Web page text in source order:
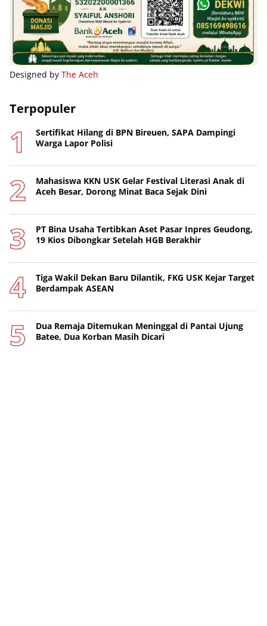
Designed by The Aceh
Terpopuler
Sertifikat Hilang di BPN Bireuen, SAPA Dampingi
Warga Lapor Polisi
Mahasiswa KKN USK Gelar Festival Literasi Anak di
Aceh Besar, Dorong Minat Baca Sejak Dini
PT Bina Usaha Tertibkan Aset Pasar Inpres Geudong,
19 Kios Dibongkar Setelah HGB Berakhir
Tiga Wakil Dekan Baru Dilantik, FKG USK Kejar Target
Berdampak ASEAN
Dua Remaja Ditemukan Meninggal di Pantai Ujung
Batee, Dua Korban Masih Dicari